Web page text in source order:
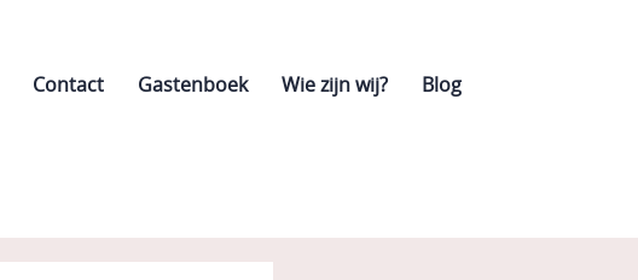
Contact Gastenboek Wie zijn wij? Blog